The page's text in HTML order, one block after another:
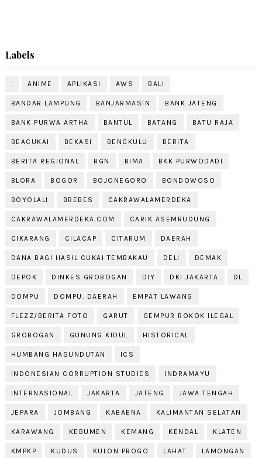
Labels
ANIME APLIKASI AWS BALI
BANDAR LAMPUNG BANJARMASIN BANK JATENG
BANK PURWA ARTHA BANTUL BATANG BATU RAJA
BEACUKAI BEKASI BENGKULU BERITA
BERITA REGIONAL BGN BIMA BKK PURWODADI
BLORA BOGOR BOJONEGORO BONDOWOSO
BOYOLALI BREBES CAKRAWALAMERDEKA
CAKRAWALAMERDEKA.COM CARIK ASEMRUDUNG
CIKARANG CILACAP CITARUM DAERAH
DANA BAGI HASIL CUKAI TEMBAKAU DELI DEMAK
DEPOK DINKES GROBOGAN DIY DKI JAKARTA DL
DOMPU DOMPU. DAERAH EMPAT LAWANG
FLEZZ/BERITA FOTO GARUT GEMPUR ROKOK ILEGAL
GROBOGAN GUNUNG KIDUL HISTORICAL
HUMBANG HASUNDUTAN ICS
INDONESIAN CORRUPTION STUDIES INDRAMAYU
INTERNASIONAL JAKARTA JATENG JAWA TENGAH
JEPARA JOMBANG KABAENA KALIMANTAN SELATAN
KARAWANG KEBUMEN KEMANG KENDAL KLATEN
KMPKP KUDUS KULON PROGO LAHAT LAMONGAN